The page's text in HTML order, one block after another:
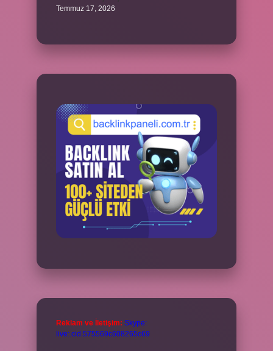
Temmuz 17, 2026
Reklam ve İletişim: Skype:
live:.cid.575569c608265c69